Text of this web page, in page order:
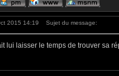
2015 14:19 Sujet du message:
lui laisser le temps de trouver sa